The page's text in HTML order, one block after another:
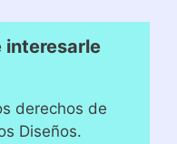
interesarle
derechos de
Diseños.